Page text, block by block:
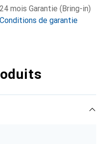
24 mois Garantie (Bring-in)
Conditions de garantie